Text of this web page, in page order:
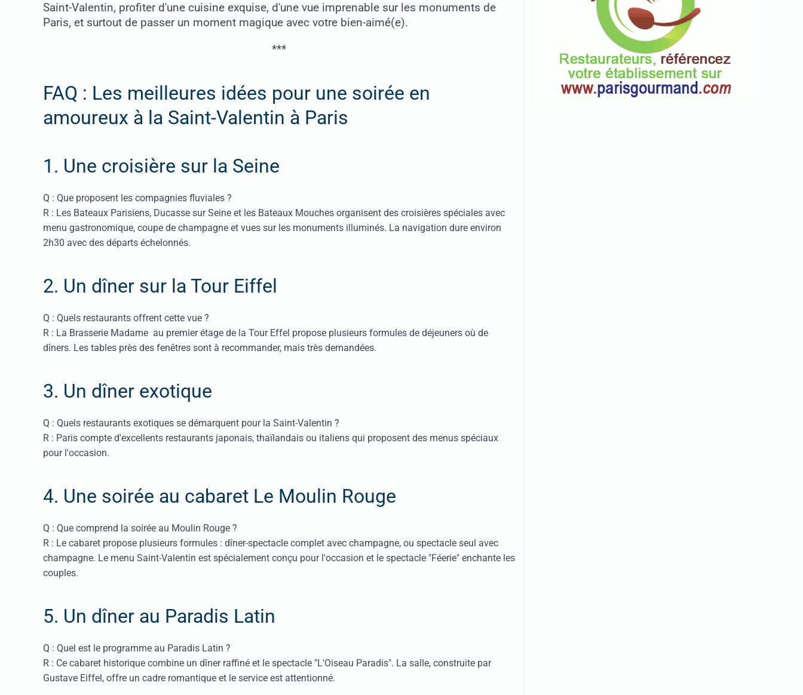
Saint-Valentin, profiter d'une cuisine exquise, d'une vue imprenable sur les monuments de
Paris, et surtout de passer un moment magique avec votre bien-aimé(e).
***
FAQ : Les meilleures idées pour une soirée en
amoureux à la Saint-Valentin à Paris
1. Une croisière sur la Seine
Q : Que proposent les compagnies fluviales ?
R : Les Bateaux Parisiens, Ducasse sur Seine et les Bateaux Mouches organisent des croisières spéciales avec
menu gastronomique, coupe de champagne et vues sur les monuments illuminés. La navigation dure environ
2h30 avec des départs échelonnés.
2. Un dîner sur la Tour Eiffel
Q : Quels restaurants offrent cette vue ?
R : La Brasserie Madame au premier étage de la Tour Effel propose plusieurs formules de déjeuners où de
dîners. Les tables près des fenêtres sont à recommander, mais très demandées.
3. Un dîner exotique
Q : Quels restaurants exotiques se démarquent pour la Saint-Valentin ?
R : Paris compte d'excellents restaurants japonais, thaïlandais ou italiens qui proposent des menus spéciaux
pour l'occasion.
4. Une soirée au cabaret Le Moulin Rouge
Q : Que comprend la soirée au Moulin Rouge ?
R : Le cabaret propose plusieurs formules : dîner-spectacle complet avec champagne, ou spectacle seul avec
champagne. Le menu Saint-Valentin est spécialement conçu pour l'occasion et le spectacle "Féerie" enchante les
couples.
5. Un dîner au Paradis Latin
Q : Quel est le programme au Paradis Latin ?
R : Ce cabaret historique combine un dîner raffiné et le spectacle "L'Oiseau Paradis". La salle, construite par
Gustave Eiffel, offre un cadre romantique et le service est attentionné.